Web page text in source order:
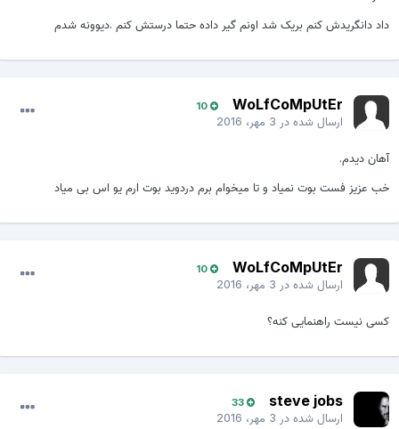
داد دانگریدش کنم بریک شد اونم گیر داده حتما درستش کنم .دیوونه شدم
WoLfCoMpUtEr
10
ارسال شده در3 مهر، 2016
آهان دیدم.
خب عزیز فست بوت نمیاد و تا میخوام برم دردوید بوت ارم یو اس بی میاد
WoLfCoMpUtEr
10
ارسال شده در3 مهر، 2016
کسی نیست راهنمایی کنه؟
steve jobs
33
ارسال شده در3 مهر، 2016